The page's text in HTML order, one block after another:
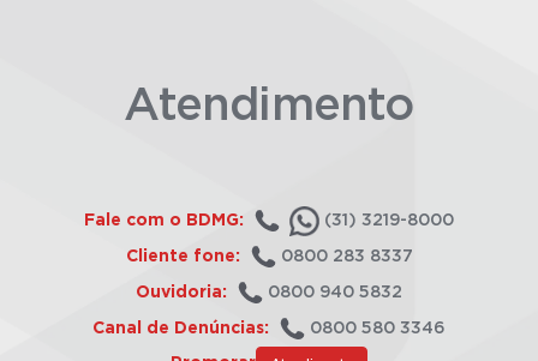
Atendimento
Fale com o BDMG: (31) 3219-8000
Cliente fone: 0800 283 8337
Ouvidoria: 0800 940 5832
Canal de Denúncias: 0800 580 3346